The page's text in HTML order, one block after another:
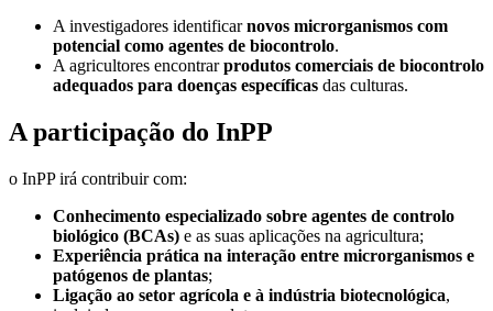
A investigadores identificarnovos microrganismos com
potencial como agentes de biocontrolo.
A agricultores encontrarprodutos comerciais de biocontrolo
adequados para doenças específicas das culturas.
A participação do InPP
o InPP irá contribuir com:
Conhecimento especializado sobre agentes de controlo
biológico (BCAs) e as suas aplicações na agricultura;
Experiência prática na interação entre microrganismos e
patógenos de plantas;
Ligação ao setor agrícola e à indústria biotecnológica,